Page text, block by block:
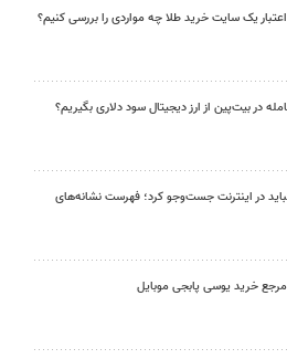
یک سایت خرید طلا چه مواردی را بررسی کنیم؟
در بیت‌پین از ارز دیجیتال سود دلاری بگیریم؟
در اینترنت جست‌وجو کرد؛ فهرست نشانه‌های
خرید یوسی پابجی موبایل